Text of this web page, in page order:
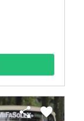
share favorite